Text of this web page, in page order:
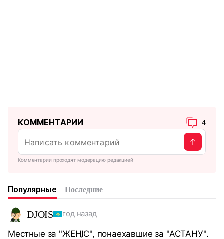
КОММЕНТАРИИ 4
Комментарии проходят модерацию редакцией
Популярные Последние
DJOIS год назад
Местные за "ЖЕҢІС", понаехавшие за "АСТАНУ".